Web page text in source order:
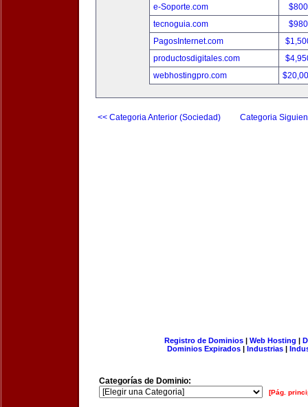
e-Soporte.com
tecnoguia.com
PagosInternet.com
productosdigitales.com
webhostingpro.com
<< Categoria Anterior (Sociedad) Categoria
Registro de Dominios| Web Hosting |
Dominios Expirados | Industrias |
Categorías de Dominio:
[Pág.